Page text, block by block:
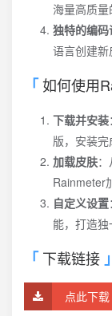
海量高质量
独特的编码
语言创建新
如何使用
下载并安装
版，安装完
加载皮肤
Rainmeter
自定义设置
能，打造独
下载链接
点此下载